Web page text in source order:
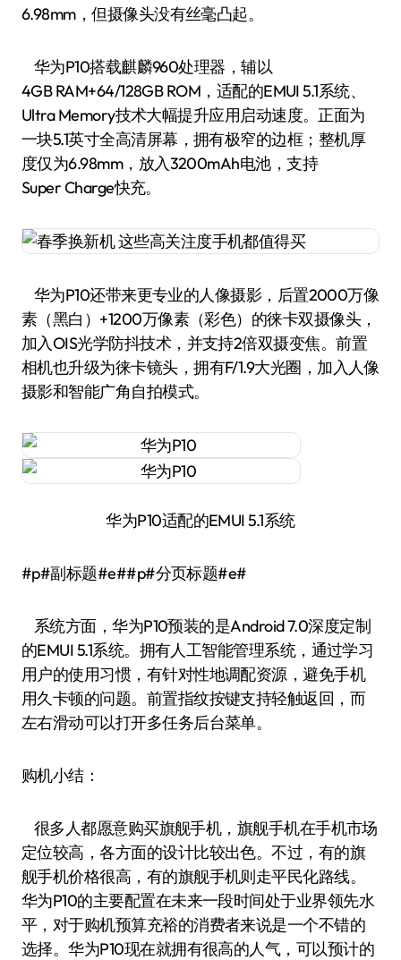
6.98mm，但摄像头没有丝毫凸起。
华为P10搭载麒麟960处理器，辅以
4GB RAM+64/128GB ROM，适配的EMUI 5.1系统、
Ultra Memory技术大幅提升应用启动速度。正面为
一块5.1英寸全高清屏幕，拥有极窄的边框；整机厚
度仅为6.98mm，放入3200mAh电池，支持
Super Charge快充。
华为P10还带来更专业的人像摄影，后置2000万像
素（黑白）+1200万像素（彩色）的徕卡双摄像头，
加入OIS光学防抖技术，并支持2倍双摄变焦。前置
相机也升级为徕卡镜头，拥有F/1.9大光圈，加入人像
摄影和智能广角自拍模式。
华为P10适配的EMUI 5.1系统
#p#副标题#e##p#分页标题#e#
系统方面，华为P10预装的是Android 7.0深度定制
的EMUI 5.1系统。拥有人工智能管理系统，通过学习
用户的使用习惯，有针对性地调配资源，避免手机
用久卡顿的问题。前置指纹按键支持轻触返回，而
左右滑动可以打开多任务后台菜单。
购机小结：
很多人都愿意购买旗舰手机，旗舰手机在手机市场
定位较高，各方面的设计比较出色。不过，有的旗
舰手机价格很高，有的旗舰手机则走平民化路线。
华为P10的主要配置在未来一段时间处于业界领先水
平，对于购机预算充裕的消费者来说是一个不错的
选择。华为P10现在就拥有很高的人气，可以预计的